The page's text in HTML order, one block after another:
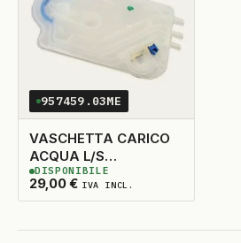
957459.03ME
VASCHETTA CARICO
ACQUA L/S
AIRBREAK+TURB
29,00€ IVA INCL.
2DISPONIBILI
DISPONIBILE